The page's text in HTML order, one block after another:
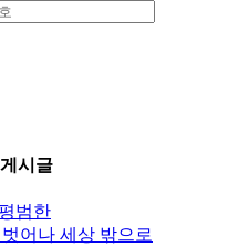
시글
범한
어나 세상 밖으로